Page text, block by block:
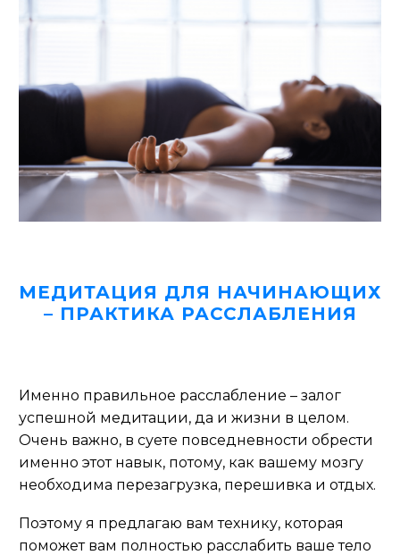
МЕДИТАЦИЯ ДЛЯ НАЧИНАЮЩИХ
– ПРАКТИКА РАССЛАБЛЕНИЯ
Именно правильное расслабление – залог
успешной медитации, да и жизни в целом.
Очень важно, в суете повседневности обрести
именно этот навык, потому, как вашему мозгу
необходима перезагрузка, перешивка и отдых.
Поэтому я предлагаю вам технику, которая
поможет вам полностью расслабить ваше тело